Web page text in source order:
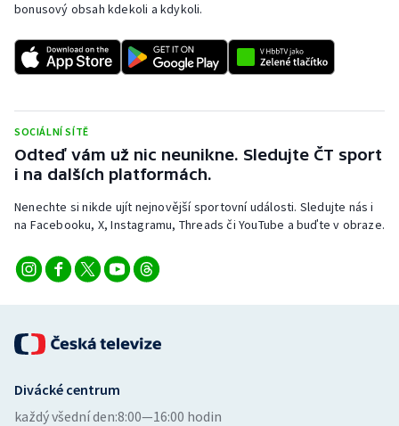
Stolní tenis
Triatlon
Veslování
Vodní slalom
Ostatní
bonusový obsah kdekoli a kdykoli.
SOCIÁLNÍ SÍTĚ
Odteď vám už nic neunikne. Sledujte ČT sport
i na dalších platformách.
Nenechte si nikde ujít nejnovější sportovní události. Sledujte nás i
na Facebooku, X, Instagramu, Threads či YouTube a buďte v obraze.
Divácké centrum
každý všední den:8:00—16:00 hodin